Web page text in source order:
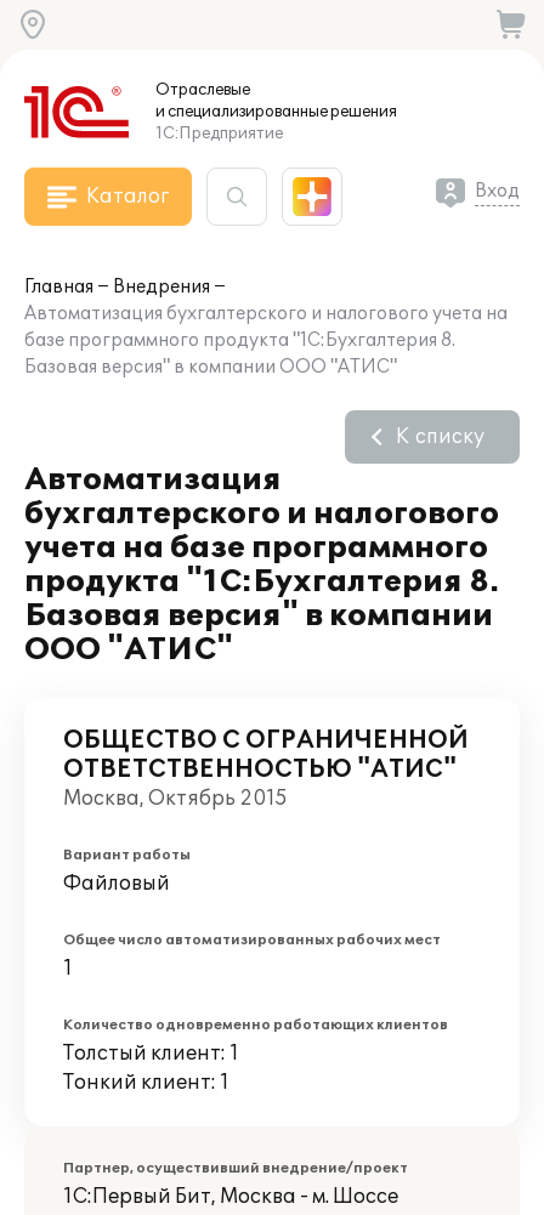
Отраслевые
и специализированныерешения
1С:Предприятие
Каталог Вход
Главная
Внедрения
Автоматизация бухгалтерского и налогового учета на
базе программного продукта "1С:Бухгалтерия 8.
Базовая версия" в компании ООО "АТИС"
Автоматизация
бухгалтерского и налогового
учета на базе программного
продукта "1С:Бухгалтерия 8.
Базовая версия" в компании
ООО "АТИС"
К списку
ОБЩЕСТВО С ОГРАНИЧЕННОЙ
ОТВЕТСТВЕННОСТЬЮ "АТИС"
Москва, Октябрь 2015
Вариант работы
Файловый
Общее число автоматизированных рабочих мест
1
Количество одновременно работающих клиентов
Толстый клиент: 1
Тонкий клиент: 1
Партнер, осуществивший внедрение/проект
1С:Первый Бит, Москва - м. Шоссе